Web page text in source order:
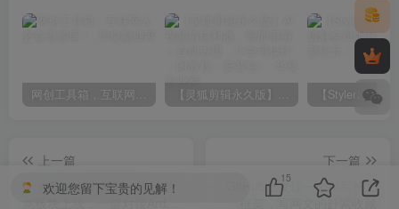
网创工具箱，互联网人必备资源库！ 【灵狐剪辑永久版】AI视频剪辑利器，智能混剪＋自动去重，小白可操作（附教程＋安装包）
上一篇
WorkBuddy大更新：设计创
下一篇
GitHub上发现一个AI写长文
框架，写网文的赶紧收藏
欢迎您留下宝贵的见解！
15